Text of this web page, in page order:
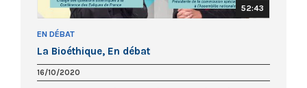
52:43
EN DÉBAT
La Bioéthique, En débat
16/10/2020